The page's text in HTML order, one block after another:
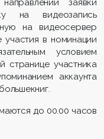
заявки
на видеозапись
на видеосервер
в номинации
условием
странице участника
аккаунта
до 00.00 часов